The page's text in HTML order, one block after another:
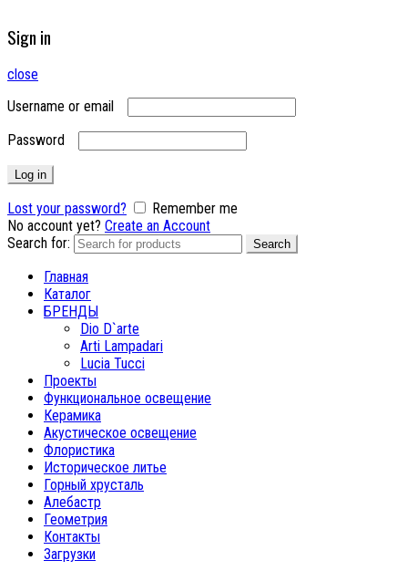
Sign in
close
Username or email
Password
Log in
Lost your password?
Remember me
No account yet? Create an Account
Search for:
Search
Главная
Каталог
БРЕНДЫ
Dio D`arte
Arti Lampadari
Lucia Tucci
Проекты
Функциональное освещение
Керамика
Акустическое освещение
Флористика
Историческое литье
Горный хрусталь
Алебастр
Геометрия
Контакты
Загрузки